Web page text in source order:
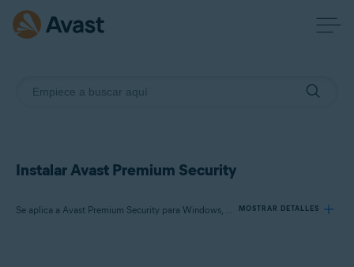
Instalar Avast Premium Security
Se aplica a Avast Premium Security para Windows, Avast Premium Security para Mac MOSTRAR DETALLES